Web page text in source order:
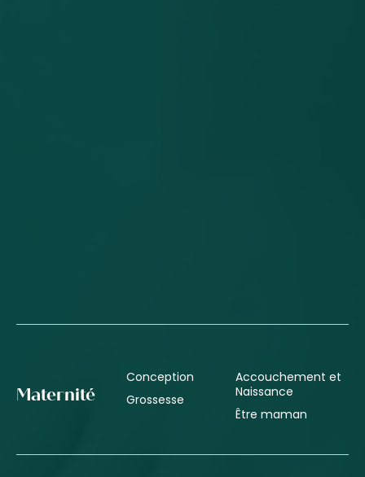
Maternité
Conception
Grossesse
Accouchement et
Naissance
Être maman